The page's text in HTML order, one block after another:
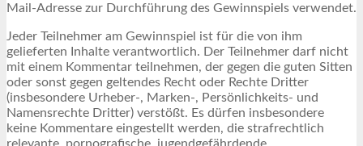
Mail-Adresse zur Durchführung des Gewinnspiels verwendet.
Jeder Teilnehmer am Gewinnspiel ist für die von ihm
gelieferten Inhalte verantwortlich. Der Teilnehmer darf nicht
mit einem Kommentar teilnehmen, der gegen die guten Sitten
oder sonst gegen geltendes Recht oder Rechte Dritter
(insbesondere Urheber-, Marken-, Persönlichkeits- und
Namensrechte Dritter) verstößt. Es dürfen insbesondere
keine Kommentare eingestellt werden, die strafrechtlich